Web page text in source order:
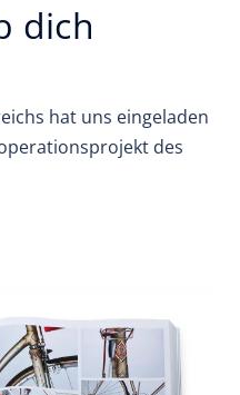
dich
hat uns eingeladen
des